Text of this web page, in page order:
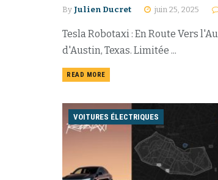
By Julien Ducret juin 25, 2025
Tesla Robotaxi : En Route Vers
d'Austin, Texas. Limitée ...
READ MORE
VOITURES ÉLECTRIQUES